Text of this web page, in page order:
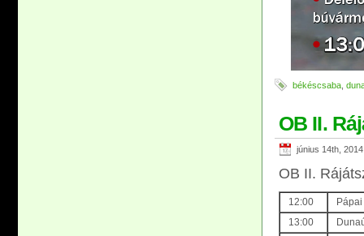
békéscsaba
OB II.
június 14th, 2014
OB II.
12:00
13:00